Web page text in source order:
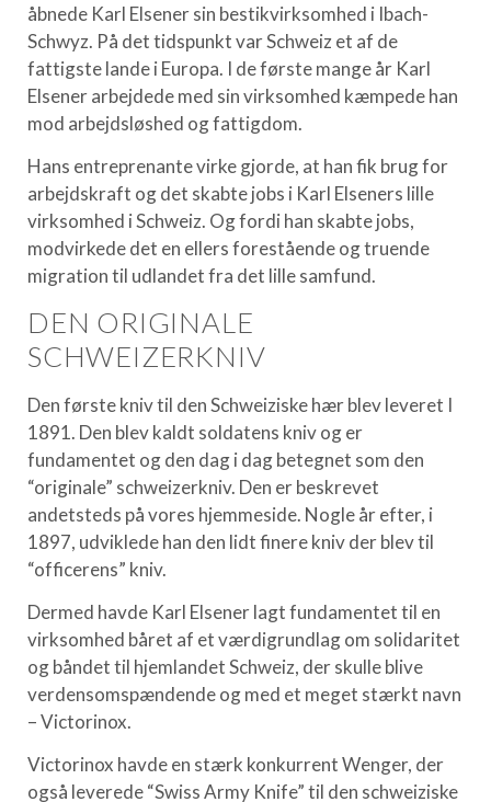
åbnede Karl Elsener sin bestikvirksomhed i Ibach-
Schwyz. På det tidspunkt var Schweiz et af de
fattigste lande i Europa. I de første mange år Karl
Elsener arbejdede med sin virksomhed kæmpede han
mod arbejdsløshed og fattigdom.
Hans entreprenante virke gjorde, at han fik brug for
arbejdskraft og det skabte jobs i Karl Elseners lille
virksomhed i Schweiz. Og fordi han skabte jobs,
modvirkede det en ellers forestående og truende
migration til udlandet fra det lille samfund.
DEN ORIGINALE
SCHWEIZERKNIV
Den første kniv til den Schweiziske hær blev leveret I
1891. Den blev kaldt soldatens kniv og er
fundamentet og den dag i dag betegnet som den
“originale” schweizerkniv. Den er beskrevet
andetsteds på vores hjemmeside. Nogle år efter, i
1897, udviklede han den lidt finere kniv der blev til
“officerens” kniv.
Dermed havde Karl Elsener lagt fundamentet til en
virksomhed båret af et værdigrundlag om solidaritet
og båndet til hjemlandet Schweiz, der skulle blive
verdensomspændende og med et meget stærkt navn
– Victorinox.
Victorinox havde en stærk konkurrent Wenger, der
også leverede “Swiss Army Knife” til den schweiziske